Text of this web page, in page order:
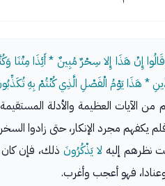
هَذَا إِلا سِحْرٌ مُبِينٌ * أَئِذَا مِتْنَا وَكُنَّا
* هَذَا يَوْمُ الْفَصْلِ الَّذِي كُنْتُمْ بِهِ
من الآيات العظيمة والأدلة
يكفهم مجرد الإنكار، حتى زادوا
نظرهم إليه لا يَذْكُرُونَ ذلك، فإن
فهو أعجب وأغرب.